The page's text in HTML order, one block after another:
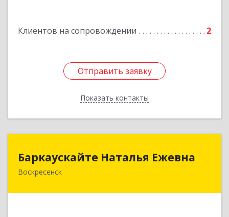
Клиентов на сопровождении 2
Отправить заявку
Показать контакты
Отправить заявку
Назад
Баркаускайте Наталья Ежевна
Воскресенск
Баркаускайте Наталья Ежевна
140222, Московская обл, Воскресенский р-н,